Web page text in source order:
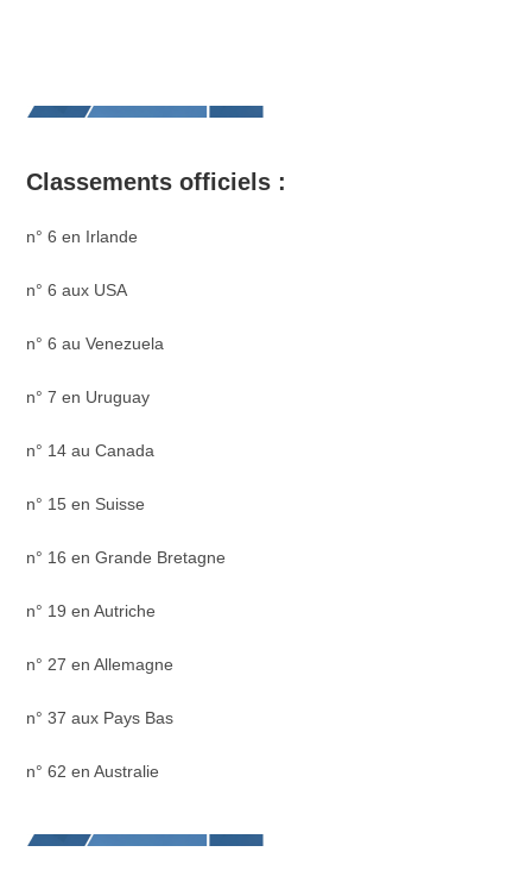
Classements officiels :
n° 6 en Irlande
n° 6 aux USA
n° 6 au Venezuela
n° 7 en Uruguay
n° 14 au Canada
n° 15 en Suisse
n° 16 en Grande Bretagne
n° 19 en Autriche
n° 27 en Allemagne
n° 37 aux Pays Bas
n° 62 en Australie